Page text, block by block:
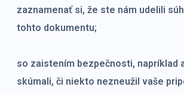
zaznamenať si, že ste nám udelili
tohto dokumentu;
so zaistením bezpečnosti, napríklad
skúmali, či niekto nezneužil vaše